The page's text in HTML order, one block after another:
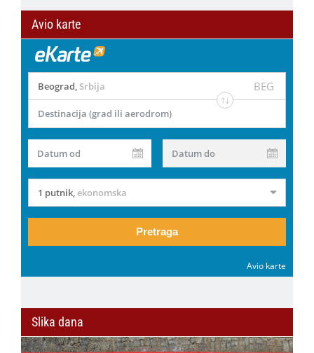
Avio karte
Beograd, Srbija BEG
Destinacija (grad ili aerodrom)
Datum od Datum do
1 putnik,ekonomska
Pretraga
Avio karte
Slika dana